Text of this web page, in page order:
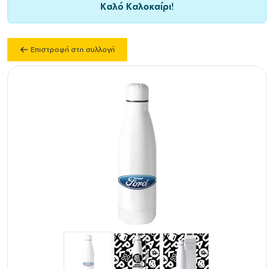
Καλό Καλοκαίρι!
Επιστροφή στη συλλογή